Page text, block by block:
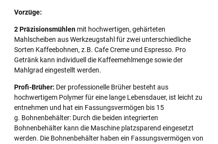
Vorzüge:
2 Präzisionsmühlen mit hochwertigen, gehärteten
Mahlscheiben aus Werkzeugstahl für zwei unterschiedliche
Sorten Kaffeebohnen, z.B. Cafe Creme und Espresso. Pro
Getränk kann individuell die Kaffeemehlmenge sowie der
Mahlgrad eingestellt werden.
Profi-Brüher: Der professionelle Brüher besteht aus
hochwertigem Polymer für eine lange Lebensdauer, ist leicht zu
entnehmen und hat ein Fassungsvermögen bis 15
g. Bohnenbehälter: Durch die beiden integrierten
Bohnenbehälter kann die Maschine platzsparend eingesetzt
werden. Die Bohnenbehälter haben ein Fassungsvermögen von